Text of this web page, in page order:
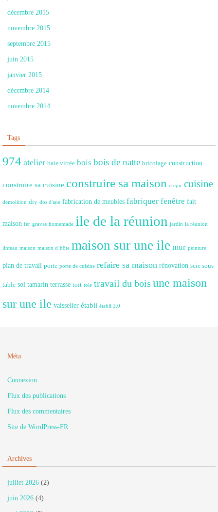
décembre 2015
novembre 2015
septembre 2015
juin 2015
janvier 2015
décembre 2014
novembre 2014
Tags
974 atelier baie vitrée bois bois de natte bricolage construction
construire sa cuisine construire sa maison crepir cuisine
demolition diy dos d'ane fabrication de meubles fabriquer fenêtre fait
maison fer gravas homemade ile de la réunion jardin la réunion
linteau maison maison d’hôte maison sur une ile mur peinture
plan de travail porte porte de cuisine refaire sa maison rénovation scie sous
table sol tamarin terrasse toit tole travail du bois une maison
sur une ile vaisselier établi établi 2.0
Méta
Connexion
Flux des publications
Flux des commentaires
Site de WordPress-FR
Archives
juillet 2026 (2)
juin 2026 (4)